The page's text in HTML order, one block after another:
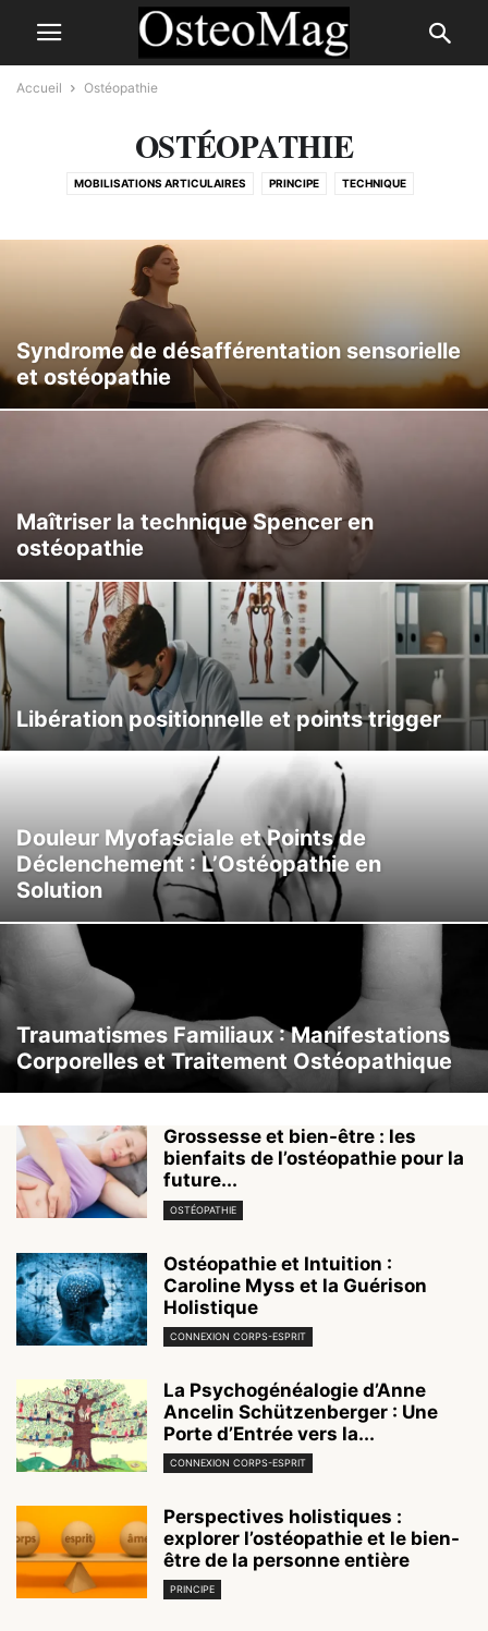
Accueil Ostéopathie
OSTÉOPATHIE
MOBILISATIONS ARTICULAIRES PRINCIPE TECHNIQUE
Syndrome de désafférentation sensorielle
et ostéopathie
Maîtriser la technique Spencer en
ostéopathie
Libération positionnelle et points trigger
Douleur Myofasciale et Points de
Déclenchement : L’Ostéopathie en
Solution
Traumatismes Familiaux : Manifestations
Corporelles et Traitement Ostéopathique
Grossesse et bien-être : les
bienfaits de l’ostéopathie pour la
future...
OSTÉOPATHIE
Ostéopathie et Intuition :
Caroline Myss et la Guérison
Holistique
CONNEXION CORPS-ESPRIT
La Psychogénéalogie d’Anne
Ancelin Schützenberger : Une
Porte d’Entrée vers la...
CONNEXION CORPS-ESPRIT
Perspectives holistiques :
explorer l’ostéopathie et le bien-
être de la personne entière
PRINCIPE